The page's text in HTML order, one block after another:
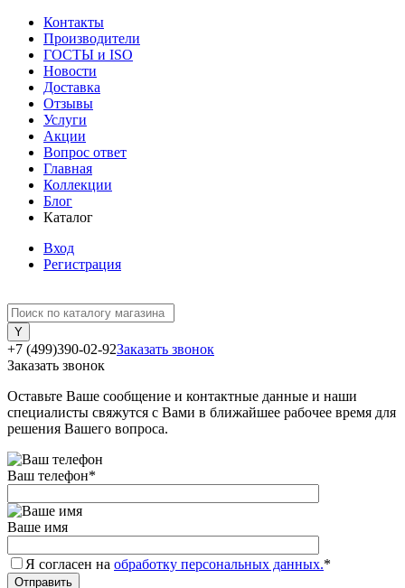
Контакты
Производители
ГОСТЫ и ISO
Новости
Доставка
Отзывы
Услуги
Акции
Вопрос ответ
Главная
Коллекции
Блог
Каталог
Вход
Регистрация
+7 (499)390-02-92Заказать звонок
Заказать звонок
Оставьте Ваше сообщение и контактные данные и наши
специалисты свяжутся с Вами в ближайшее рабочее время для
решения Вашего вопроса.
Ваш телефон*
Ваше имя
Я согласен на обработку персональных данных.*